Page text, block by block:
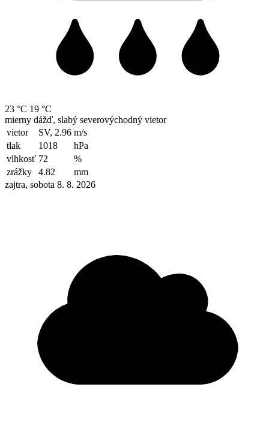
23 °C 19 °C
mierny dážď, slabý severovýchodný vietor
vietor
SV, 2.96 m/s
tlak
1018
hPa
vlhkosť 72
%
zrážky
4.82
mm
zajtra, sobota 8. 8. 2026